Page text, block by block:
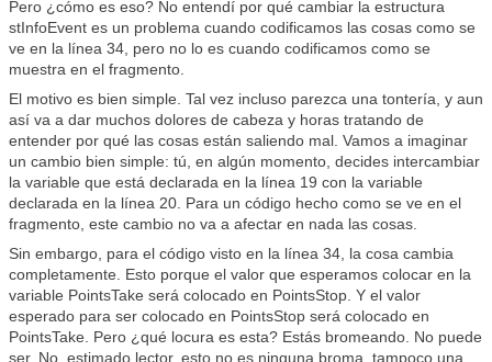
Pero ¿cómo es eso? No entendí por qué cambiar la estructura
stInfoEvent es un problema cuando codificamos las cosas como se
ve en la línea 34, pero no lo es cuando codificamos como se
muestra en el fragmento.
El motivo es bien simple. Tal vez incluso parezca una tontería, y aun
así va a dar muchos dolores de cabeza y horas tratando de
entender por qué las cosas están saliendo mal. Vamos a imaginar
un cambio bien simple: tú, en algún momento, decides intercambiar
la variable que está declarada en la línea 19 con la variable
declarada en la línea 20. Para un código hecho como se ve en el
fragmento, este cambio no va a afectar en nada las cosas.
Sin embargo, para el código visto en la línea 34, la cosa cambia
completamente. Esto porque el valor que esperamos colocar en la
variable PointsTake será colocado en PointsStop. Y el valor
esperado para ser colocado en PointsStop será colocado en
PointsTake. Pero ¿qué locura es esta? Estás bromeando. No puede
ser. No, estimado lector, esto no es ninguna broma, tampoco una